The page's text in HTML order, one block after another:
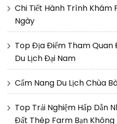
Chi Tiết Hành Trình Khám
Ngày
Top Địa Điểm Tham Quan
Du Lịch Đại Nam
Cẩm Nang Du Lịch Chùa
Top Trải Nghiệm Hấp Dẫn
Đất Thép Farm Bạn Không